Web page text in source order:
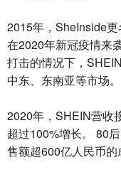
2015年，SheInside
在2020年新冠疫情来
打击的情况下，
中东、东南亚等市场。
2020年，SHEIN营收
超过100%增长。 80
售额超600亿人民币的